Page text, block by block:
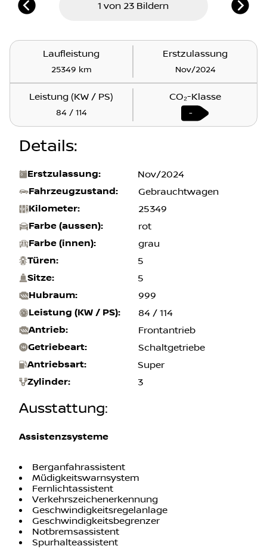
1 von 23 Bildern
Laufleistung
25349 km
Erstzulassung
Nov/2024
Leistung (KW / PS)
84 / 114
CO₂-Klasse
-
Details:
Erstzulassung: Nov/2024
Fahrzeugzustand: Gebrauchtwagen
Kilometer: 25349
Farbe (aussen): rot
Farbe (innen): grau
Türen: 5
Sitze: 5
Hubraum: 999
Leistung (KW / PS): 84 / 114
Antrieb: Frontantrieb
Getriebeart: Schaltgetriebe
Antriebsart: Super
Zylinder: 3
Ausstattung:
Assistenzsysteme
Berganfahrassistent
Müdigkeitswarnsystem
Fernlichtassistent
Verkehrszeichenerkennung
Geschwindigkeitsregelanlage
Geschwindigkeitsbegrenzer
Notbremsassistent
Spurhalteassistent